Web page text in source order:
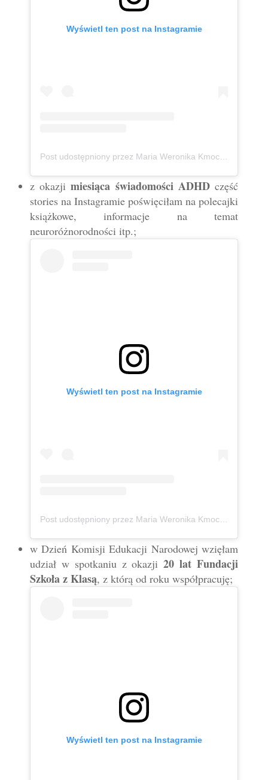
Wyświetl ten post na Instagramie
Post udostępniony przez Maria Weronika Kmoch 🦄 Kurpianka w wielkim świecie (@mwkmoch)
z okazjimiesiąca świadomości ADHD część
stories na Instagramie poświęciłam na polecajki
książkowe, informacje na temat
neuroróżnorodności itp.;
Wyświetl ten post na Instagramie
Post udostępniony przez Maria Weronika Kmoch 🦄 Kurpianka w wielkim świecie (@mwkmoch)
w Dzień Komisji Edukacji Narodowej wzięłam
udział w spotkaniu z okazji20 lat Fundacji
Szkoła z Klasą, z którą od roku współpracuję;
Wyświetl ten post na Instagramie